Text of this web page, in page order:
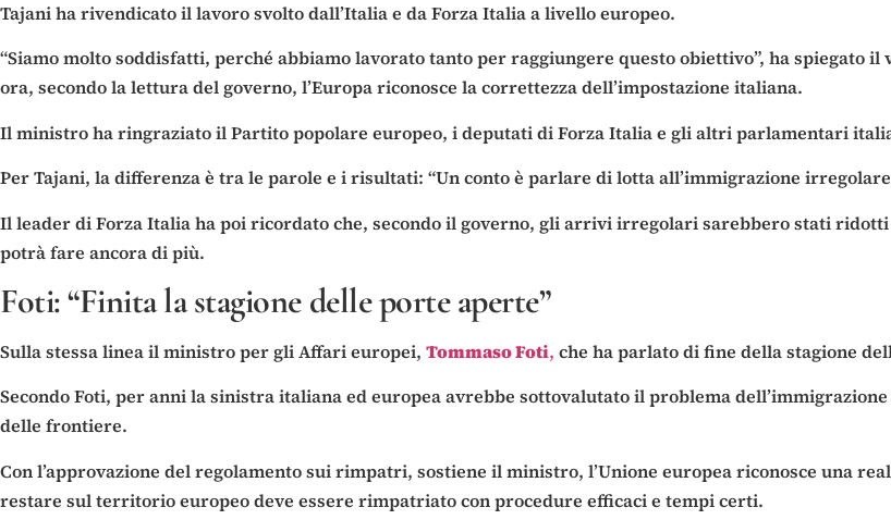
Tajani ha rivendicato il lavoro svolto dall’Italia e da Forza Italia a livello europeo.
“Siamo molto soddisfatti, perché abbiamo lavorato tanto per raggiungere questo obiettivo”, ha spiegato
ora, secondo la lettura del governo, l’Europa riconosce la correttezza dell’impostazione italiana.
Il ministro ha ringraziato il Partito popolare europeo, i deputati di Forza Italia e gli altri parlamentari
Per Tajani, la differenza è tra le parole e i risultati: “Un conto è parlare di lotta all’immigrazione
Il leader di Forza Italia ha poi ricordato che, secondo il governo, gli arrivi irregolari sarebbero stati
potrà fare ancora di più.
Foti: “Finita la stagione delle porte aperte”
Sulla stessa linea il ministro per gli Affari europei, Tommaso Foti, che ha parlato di fine della stagione
Secondo Foti, per anni la sinistra italiana ed europea avrebbe sottovalutato il problema
delle frontiere.
Con l’approvazione del regolamento sui rimpatri, sostiene il ministro, l’Unione europea riconosce una
restare sul territorio europeo deve essere rimpatriato con procedure efficaci e tempi certi.